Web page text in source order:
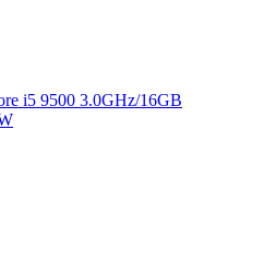
i5 9500 3.0GHz/16GB